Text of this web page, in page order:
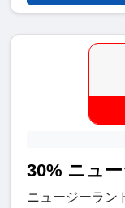
30% ニュ
ニュージーラン